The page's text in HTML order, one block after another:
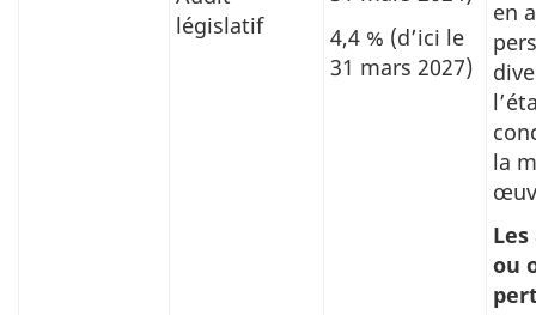
législatif
4,4 % (d’ici le
31 mars 2027)
en
la
ou